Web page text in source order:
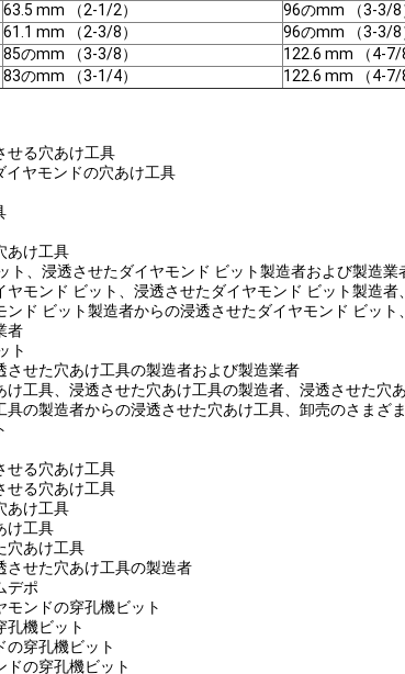
63.5 mm （2-1/2）
96のmm （3-3/8
61.1 mm （2-3/8）
96のmm （3-3/8
85のmm （3-3/8）
122.6 mm （4-7/
83のmm （3-1/4） 122.6 mm （4-7/
せる穴あけ工具
イヤモンドの穴あけ工具
あけ工具
ト、浸透させたダイヤモンド ビット製造者および製造業
モンド ビット、浸透させたダイヤモンド ビット製造
ド ビット製造者からの浸透させたダイヤモンド ビッ
者
ト
させた穴あけ工具の製造者および製造業者
け工具、浸透させた穴あけ工具の製造者、浸透させた穴
具の製造者からの浸透させた穴あけ工具、卸売のさま
せる穴あけ工具
せる穴あけ工具
あけ工具
け工具
穴あけ工具
させた穴あけ工具の製造者
デポ
モンドの穿孔機ビット
孔機ビット
の穿孔機ビット
ドの穿孔機ビット